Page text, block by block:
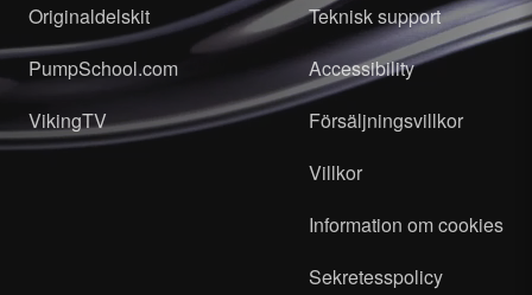
Originaldelskit
PumpSchool.com
VikingTV
Teknisk support
Accessibility
Försäljningsvillkor
Villkor
Information om cookies
Sekretesspolicy